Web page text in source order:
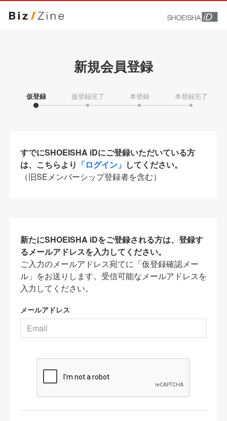
新規会員登録
仮登録 仮登録完了 本登録 本登録完了
すでにSHOEISHA iDにご登録いただいている方
は、こちらより 「ログイン」 してください。
（旧SEメンバーシップ登録者を含む）
新たにSHOEISHA iDをご登録される方は、登録す
るメールアドレスを入力してください。
ご入力のメールアドレス宛てに「仮登録確認メー
ル」をお送りします。受信可能なメールアドレスを
入力してください。
メールアドレス